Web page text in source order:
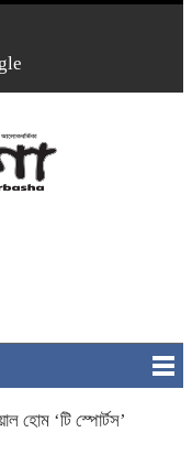
হোম ‘টি স্পোর্টস’